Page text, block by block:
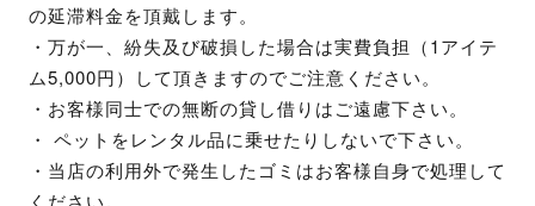
の延滞料金を頂戴します。
・万が一、紛失及び破損した場合は実費負担（1アイテ
ム5,000円）して頂きますのでご注意ください。
・お客様同士での無断の貸し借りはご遠慮下さい。
・ ペットをレンタル品に乗せたりしないで下さい。
・当店の利用外で発生したゴミはお客様自身で処理して
ください。